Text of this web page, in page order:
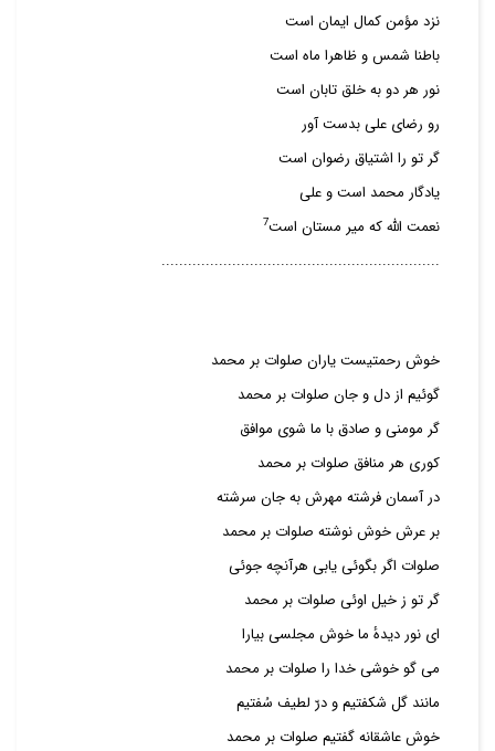
نزد مؤمن کمال ایمان است
باطنا شمس و ظاهرا ماه است
نور هر دو به خلق تابان است
رو رضای علی بدست آور
گر تو را اشتیاق رضوان است
یادگار محمد است و علی
نعمت الله که میر مستان است7
...............................................................
خوش رحمتیست یاران صلوات بر محمد
گوئیم از دل و جان صلوات بر محمد
گر مومنی و صادق با ما شوی موافق
کوری هر منافق صلوات بر محمد
در آسمان فرشته مهرش به جان سرشته
بر عرش خوش نوشته صلوات بر محمد
صلوات اگر بگوئی یابی هرآنچه جوئی
گر تو ز خیل اوئی صلوات بر محمد
ای نور دیدهٔ ما خوش مجلسی بیارا
می گو خوشی خدا را صلوات بر محمد
مانند گل شکفتیم و درّ لطیف سُفتیم
خوش عاشقانه گفتیم صلوات بر محمد